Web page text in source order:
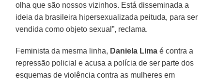
olha que são nossos vizinhos. Está disseminada a
ideia da brasileira hipersexualizada peituda, para ser
vendida como objeto sexual”, reclama.
Feminista da mesma linha, Daniela Lima é contra a
repressão policial e acusa a polícia de ser parte dos
esquemas de violência contra as mulheres em